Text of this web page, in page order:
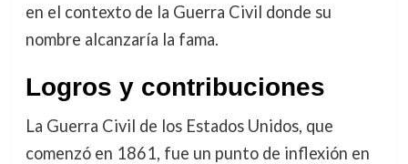
en el contexto de la Guerra Civil donde su
nombre alcanzaría la fama.
Logros y contribuciones
La Guerra Civil de los Estados Unidos, que
comenzó en 1861, fue un punto de inflexión en